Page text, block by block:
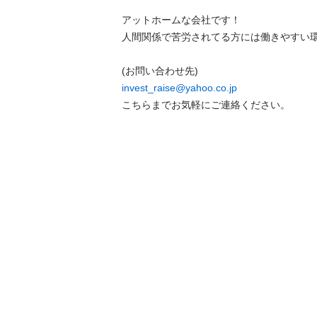
アットホームな会社です！
人間関係で苦労されてる方には働きやすい
invest_raise@yahoo.co.jp
こちらまでお気軽にご連絡ください。